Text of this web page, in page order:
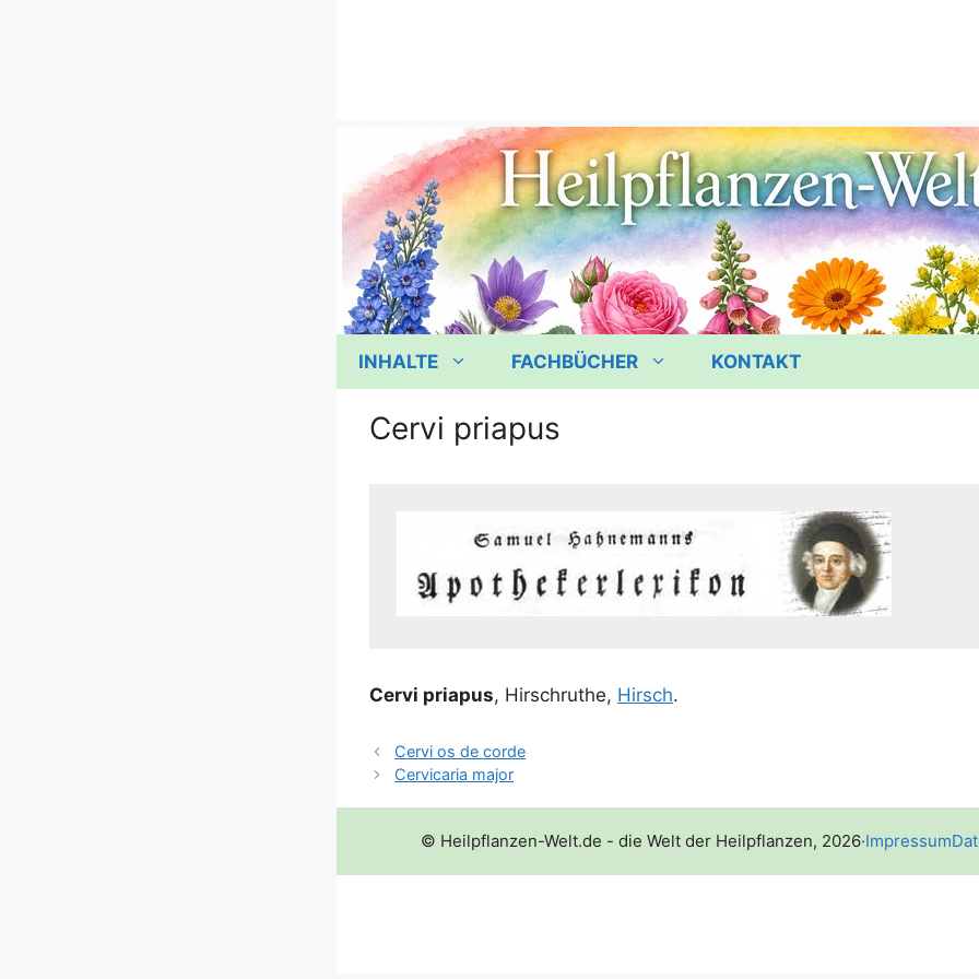
INHALTE FACHBÜCHER KONTAKT
Cervi priapus
Cer­vi pria­pus, Hirsch­ru­the, Hirsch.
Cervi os de corde
Cervicaria major
© Heilpflanzen-Welt.de - die Welt der Heilpflanzen, 2026·Impressum